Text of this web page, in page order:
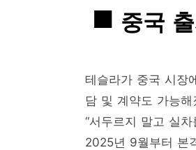
중국
테슬라가 중국 시장
담 및 계약도 가능
“서두르지 말고 실
2025년 9월부터 본